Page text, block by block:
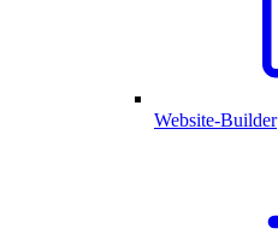
Website-Builder